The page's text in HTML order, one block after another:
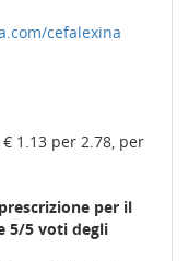
cefalexina
1.13 per 2.78, per
per il
5/5 voti degli